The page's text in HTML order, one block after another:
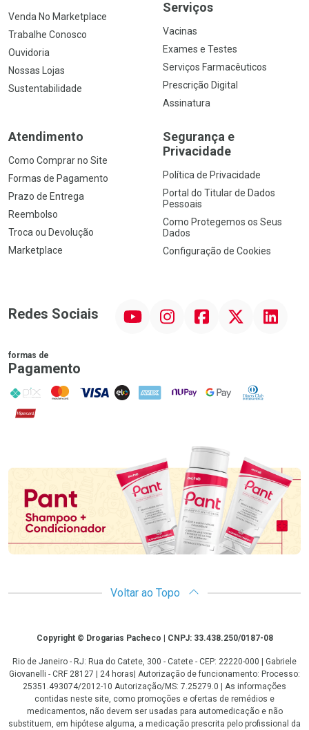
Venda No Marketplace
Trabalhe Conosco
Ouvidoria
Nossas Lojas
Sustentabilidade
Serviços
Vacinas
Exames e Testes
Serviços Farmacêuticos
Prescrição Digital
Assinatura
Atendimento
Como Comprar no Site
Formas de Pagamento
Prazo de Entrega
Reembolso
Troca ou Devolução
Marketplace
Segurança e
Privacidade
Política de Privacidade
Portal do Titular de Dados
Pessoais
Como Protegemos os Seus
Dados
Configuração de Cookies
Redes Sociais InstagramFacebook Linkedin
formas de
Pagamento
PIX MasterCard
VISA ELO AMEX NuPay Google PayDiners Club
Hipercard
Promoção em Destaque
Voltar ao Topo
CopyrightCopyright © Drogarias Pacheco | CNPJ: 33.438.250/0187-08
Rio de Janeiro - RJ: Rua do Catete, 300 - Catete - CEP: 22220-000 | Gabriele
Giovanelli - CRF 28127 | 24 horas| Autorização de funcionamento: Processo:
25351.493074/2012-10 Autorização/MS: 7.25279.0 | As informações
contidas neste site, como promoções e ofertas de remédios e
medicamentos, não devem ser usadas para automedicação e não
substituem, em hipótese alguma, a medicação prescrita pelo profissional da